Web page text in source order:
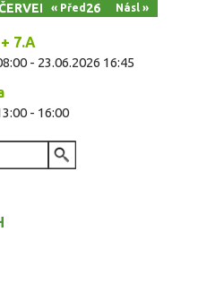
22, 2026
« Před Násl »
7.A
- 23.06.2026 16:45
- 16:00